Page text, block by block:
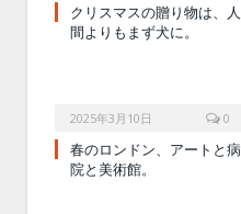
クリスマスの贈り物は、人
間よりもまず犬に。
2025年3月10日 0
春のロンドン、アートと病
院と美術館。